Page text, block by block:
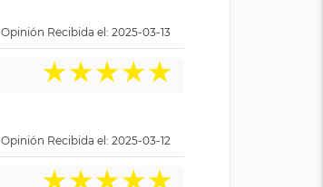
Opinión Recibida el: 2025-03-13
★★★★★
Opinión Recibida el: 2025-03-12
★★★★★